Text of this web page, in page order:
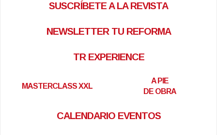
SUSCRÍBETE A LA REVISTA
NEWSLETTER TU REFORMA
TR EXPERIENCE
MASTERCLASS XXL
A PIE
DE OBRA
CALENDARIO EVENTOS